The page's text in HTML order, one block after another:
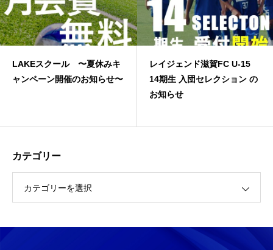
LAKEスクール 〜夏休みキ
ャンペーン開催のお知らせ〜
レイジェンド滋賀FC U-15
14期生 入団セレクション の
お知らせ
カテゴリー
カテゴリーを選択